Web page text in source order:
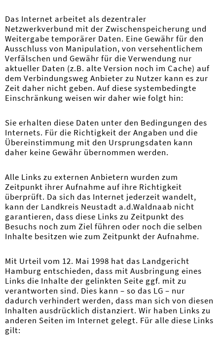
Das Internet arbeitet als dezentraler
Netzwerkverbund mit der Zwischenspeicherung und
Weitergabe temporärer Daten. Eine Gewähr für den
Ausschluss von Manipulation, von versehentlichem
Verfälschen und Gewähr für die Verwendung nur
aktueller Daten (z.B. alte Version noch im Cache) auf
dem Verbindungsweg Anbieter zu Nutzer kann es zur
Zeit daher nicht geben. Auf diese systembedingte
Einschränkung weisen wir daher wie folgt hin:
Sie erhalten diese Daten unter den Bedingungen des
Internets. Für die Richtigkeit der Angaben und die
Übereinstimmung mit den Ursprungsdaten kann
daher keine Gewähr übernommen werden.
Alle Links zu externen Anbietern wurden zum
Zeitpunkt ihrer Aufnahme auf ihre Richtigkeit
überprüft. Da sich das Internet jederzeit wandelt,
kann der Landkreis Neustadt a.d.Waldnaab nicht
garantieren, dass diese Links zu Zeitpunkt des
Besuchs noch zum Ziel führen oder noch die selben
Inhalte besitzen wie zum Zeitpunkt der Aufnahme.
Mit Urteil vom 12. Mai 1998 hat das Landgericht
Hamburg entschieden, dass mit Ausbringung eines
Links die Inhalte der gelinkten Seite ggf. mit zu
verantworten sind. Dies kann – so das LG – nur
dadurch verhindert werden, dass man sich von diesen
Inhalten ausdrücklich distanziert. Wir haben Links zu
anderen Seiten im Internet gelegt. Für alle diese Links
gilt: